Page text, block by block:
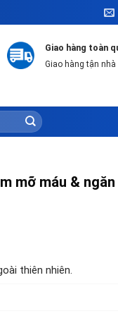
Giao hàng toàn
Giao hàng tận nhà
mỡ máu &
thiên nhiên.